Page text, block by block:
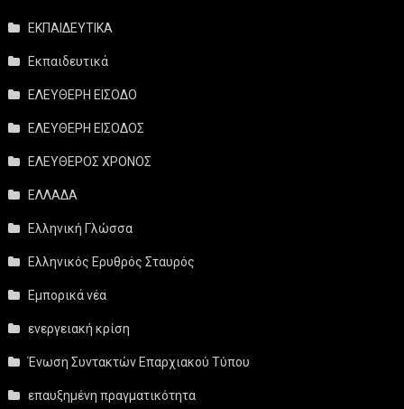
ΕΚΠΑΙΔΕΥΤΙΚΑ
Εκπαιδευτικά
ΕΛΕΥΘΕΡΗ ΕΙΣΟΔΟ
ΕΛΕΥΘΕΡΗ ΕΙΣΟΔΟΣ
ΕΛΕΥΘΕΡΟΣ ΧΡΟΝΟΣ
ΕΛΛΑΔΑ
Ελληνική Γλώσσα
Ελληνικός Ερυθρός Σταυρός
Εμπορικά νέα
ενεργειακή κρίση
Ένωση Συντακτών Επαρχιακού Τύπου
επαυξημένη πραγματικότητα